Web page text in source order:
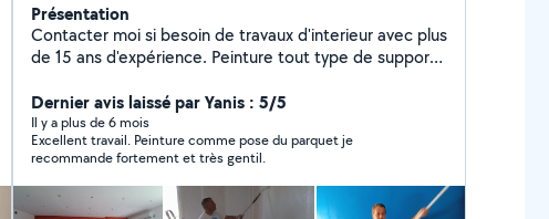
Présentation
Contacter moi si besoin de travaux d'interieur avec plus
de 15 ans d'expérience. Peinture tout type de support
bande Pose de lino Pose de parquet
Dernier avis laissé par Yanis : 5/5
Il y a plus de 6 mois
Excellent travail. Peinture comme pose du parquet je
recommande fortement et très gentil.